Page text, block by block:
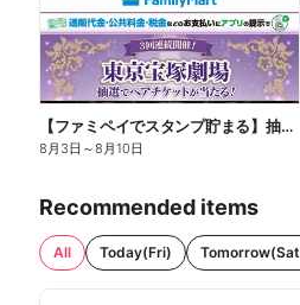
【ファミペイでスタンプ貯まる】抽選でペアチケットが当たる!
8月3日 ～8月10日
Recommended items
All Today(Fri)